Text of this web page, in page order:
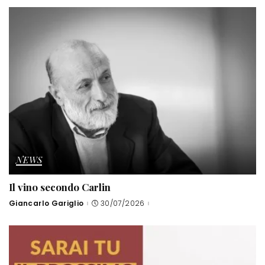
NEWS
Il vino secondo Carlin
Posted
Giancarlo Gariglio 30/07/2026